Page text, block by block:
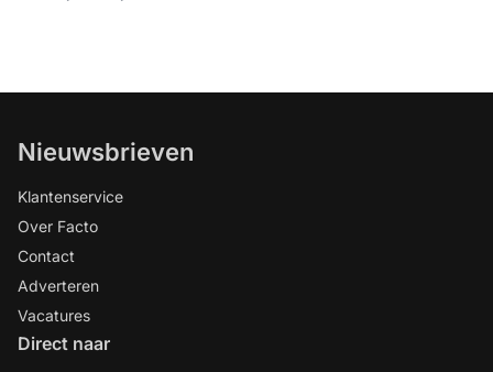
Nieuwsbrieven
Klantenservice
Over Facto
Contact
Adverteren
Vacatures
Direct naar